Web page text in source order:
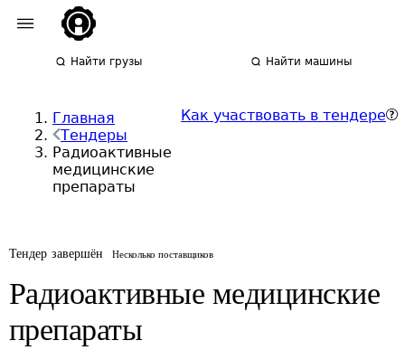
Найти грузы Найти машины
Главная
Тендеры
Радиоактивные
медицинские
препараты
Как участвовать в тендере
Тендер завершён Несколько поставщиков
Радиоактивные медицинские
препараты